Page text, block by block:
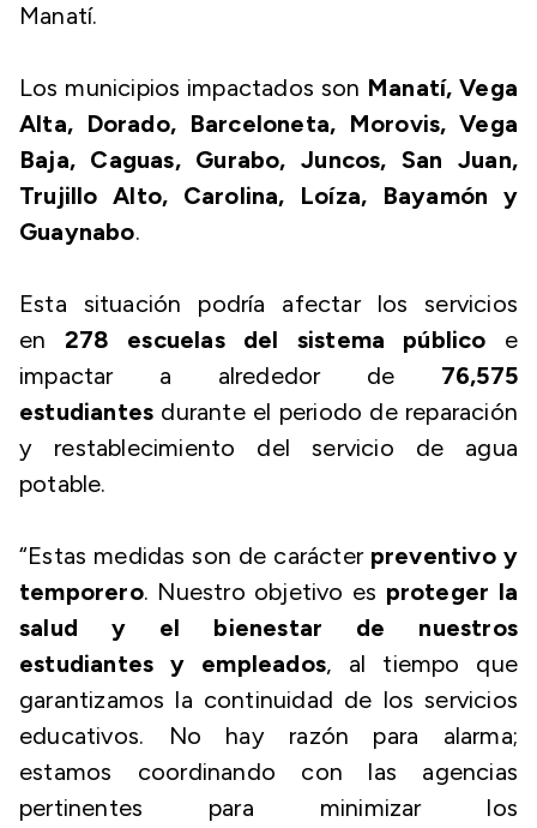
Manatí.
Los municipios impactados son Manatí, Vega
Alta, Dorado, Barceloneta, Morovis, Vega
Baja, Caguas, Gurabo, Juncos, San Juan,
Trujillo Alto, Carolina, Loíza, Bayamón y
Guaynabo.
Esta situación podría afectar los servicios
en 278 escuelas del sistema público e
impactar a alrededor de 76,575
estudiantes durante el periodo de reparación
y restablecimiento del servicio de agua
potable.
“Estas medidas son de carácter preventivo y
temporero. Nuestro objetivo es proteger la
salud y el bienestar de nuestros
estudiantes y empleados, al tiempo que
garantizamos la continuidad de los servicios
educativos. No hay razón para alarma;
estamos coordinando con las agencias
pertinentes para minimizar los